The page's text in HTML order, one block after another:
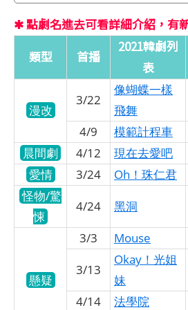
✱ 點劇名進去可看詳細介紹，有
類型
首播
2021韓劇列
表
漫改
3/22
像蝴蝶一樣
飛舞
4/9
模範計程車
晨間劇
4/12 現在去愛吧
愛情
3/24 Oh！珠仁君
怪物/驚
悚
4/24 黑洞
懸疑
3/3 Mouse
3/13
Okay！光姐
妹
4/14
法學院